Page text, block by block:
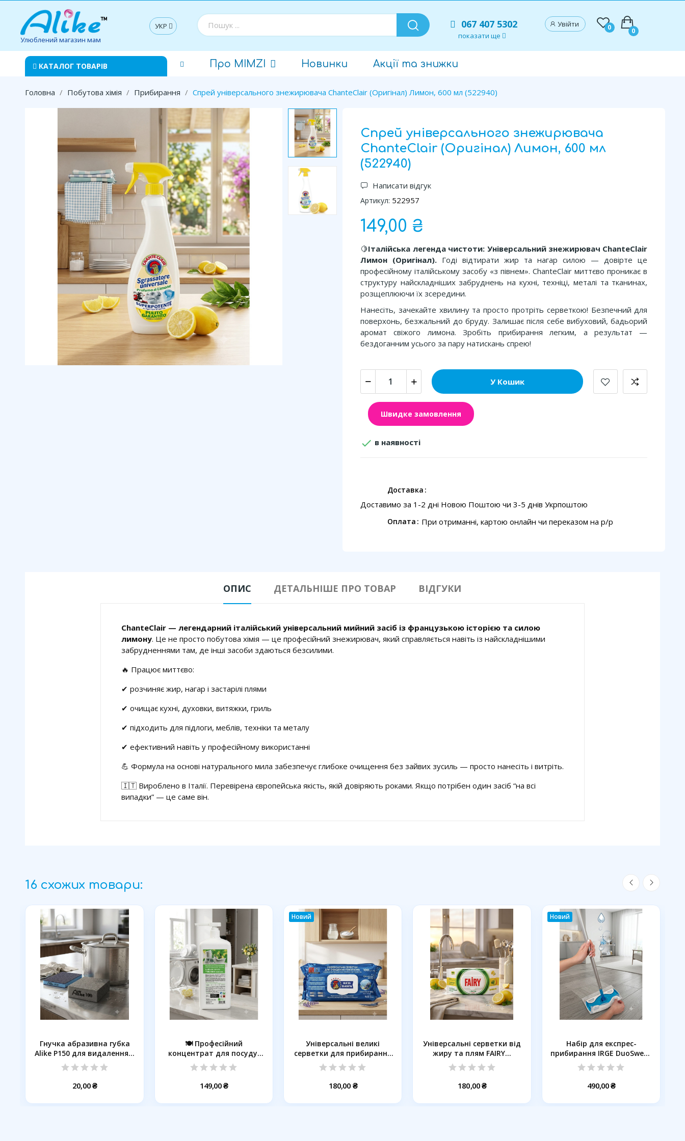
Улюблений магазин мам
УКР 067 407 5302
показати ще
Увійти 0 0
КАТАЛОГ ТОВАРІВ Про MIMZI Новинки Акції та знижки
Головна Побутова хімія Прибирання Спрей універсального знежирювача ChanteClair (Оригінал) Лимон, 600 мл (522940)
Спрей універсального знежирювача
ChanteClair (Оригінал) Лимон, 600 мл
(522940)
Написати відгук
Артикул: 522957
149,00 ₴
🍋Італійська легенда чистоти: Універсальний знежирювач ChanteClair
Лимон (Оригінал). Годі відтирати жир та нагар силою — довірте це
професійному італійському засобу «з півнем». ChanteClair миттєво проникає в
структуру найскладніших забруднень на кухні, техніці, металі та тканинах,
розщеплюючи їх зсередини.
Нанесіть, зачекайте хвилину та просто протріть серветкою! Безпечний для
поверхонь, безжальний до бруду. Залишає після себе вибуховий, бадьорий
аромат свіжого лимона. Зробіть прибирання легким, а результат —
бездоганним усього за пару натискань спрею!
У Кошик
Швидке замовлення
 в наявності
Доставка
Доставимо за 1-2 дні Новою Поштою чи 3-5 днів Укрпоштою
Оплата При отриманні, картою онлайн чи переказом на p/p
ОПИС ДЕТАЛЬНІШЕ ПРО ТОВАР ВІДГУКИ
ChanteClair — легендарний італійський універсальний мийний засіб із французькою історією та силою
лимону. Це не просто побутова хімія — це професійний знежирювач, який справляється навіть із найскладнішими
забрудненнями там, де інші засоби здаються безсилими.
🔥 Працює миттєво:
✔ розчиняє жир, нагар і застарілі плями
✔ очищає кухні, духовки, витяжки, гриль
✔ підходить для підлоги, меблів, техніки та металу
✔ ефективний навіть у професійному використанні
💪 Формула на основі натурального мила забезпечує глибоке очищення без зайвих зусиль — просто нанесіть і витріть.
🇮🇹 Вироблено в Італії. Перевірена європейська якість, якій довіряють роками. Якщо потрібен один засіб “на всі
випадки” — це саме він.
16 схожих товари:
Гнучка абразивна губка
Alike P150 для видалення...
20,00 ₴
🍽️ Професійний
концентрат для посуду:
BILYSNA...
149,00 ₴
Новий
Універсальні великі
серветки для прибирання
RED...
180,00 ₴
Універсальні серветки від
жиру та плям FAIRY...
180,00 ₴
Новий
Набір для експрес-
прибирання IRGE DuoSweep
5 в...
490,00 ₴